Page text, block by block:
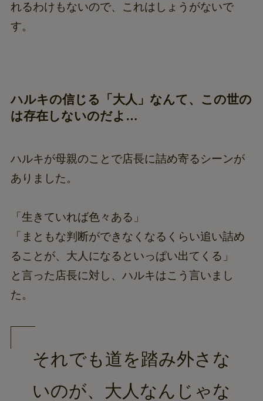
れるわけもないので、これはしょうがないで
す。
ハルキの信じる「大人」なんて、この世の
は存在しないのだよ…
ハルキが母親のことで店長に詰め寄るシーンが
ありました。
「生きていれば色々ある」
「まともな判断ができなくなるくらい追い詰め
ることが、大人になるといっぱい出てくる」
と言った店長に対し、ハルキはこう言いまし
た。
それでも道を踏み外さな
いのが、大人なんじゃな